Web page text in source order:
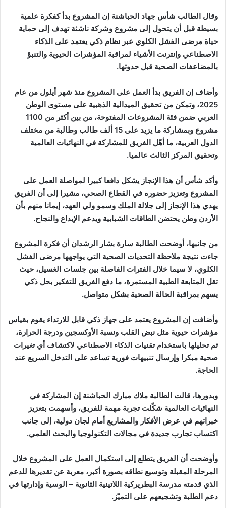
وقال الطالب شأس جهاد الحباشنة إن المشروع بدأ كفكرة علمية
بسيطة قبل أن يتحول إلى مشروع وشركة ناشئة تهدف إلى حماية
حياة مرضى الفشل الكلوي عبر نظام ذكي يعتمد على الذكاء
الاصطناعي وإنترنت الأشياء لمراقبة المؤشرات الحيوية والتنبؤ
بالمضاعفات الصحية قبل حدوثها.
وأضاف إن الفريق بدأ العمل على المشروع منذ شهر أيلول من عام
2025، وتمكن من تحقيق الميدالية الذهبية على مستوى الوطن
العربي ضمن فئة المشروعات المفتوحة، من بين أكثر من 1100
مشروع وبمشاركة ما يزيد على 15 ألف طالب وطالبة من مختلف
الدول العربية، ما أهّل الفريق للمشاركة في النهائيات العالمية
وتحقيق المركز الثالث عالميا.
وأكد شأس أن هذا الإنجاز يشكل دافعا كبيرا لمواصلة العمل على
المشروع وتعزيز حضوره في القطاع الصحي، مشيرا إلى أن الفريق
يهدي هذا الإنجاز إلى جلالة الملك وسمو ولي العهد، إيمانا منهم بأن
الأردن وطن يحتضن الطاقات الشبابية ويدعم الإبداع والنجاح.
من جانبها، أوضحت الطالبة سارة بشار الرشدان أن فكرة المشروع
جاءت نتيجة ملاحظة التحديات الصحية التي يواجهها مرضى الفشل
الكلوي، لا سيما خلال الفترات الفاصلة بين جلسات الغسيل، حيث
تقل المتابعة الطبية المستمرة، ما دفع الفريق للتفكير بحل ذكي
يسهم بمراقبة الحالة الصحية بشكل متواصل.
وأضافت إن المشروع يعتمد على جهاز ذكي قابل للارتداء يقوم بقياس
مؤشرات حيوية مثل نبض القلب ونسبة الأوكسجين ودرجة الحرارة،
ثم تحليلها باستخدام تقنيات الذكاء الاصطناعي لاكتشاف أي تغيرات
صحية مبكرا وإرسال تنبيهات فورية تساعد على التدخل السريع عند
الحاجة.
وبدورها، قالت الطالبة ملاك مبارك الحباشنة إن المشاركة في
النهائيات العالمية شكّلت تجربة مهمة للفريق، وأسهمت بتعزيز
خبراتهم في عرض الأفكار والمشاريع أمام لجان دولية، إلى جانب
اكتساب تجارب جديدة في مجالات التكنولوجيا والبحث العلمي.
وأوضحت أن الفريق يتطلع إلى استكمال العمل على المشروع خلال
المرحلة المقبلة وتوسيع نطاقه بصورة أكبر، معربة عن تقديرها للدعم
الذي قدمته مدرسة البطريركية اللاتينية الثانوية – الوسية وإدارتها في
دعم الطلبة وتشجيعهم على التميّز.